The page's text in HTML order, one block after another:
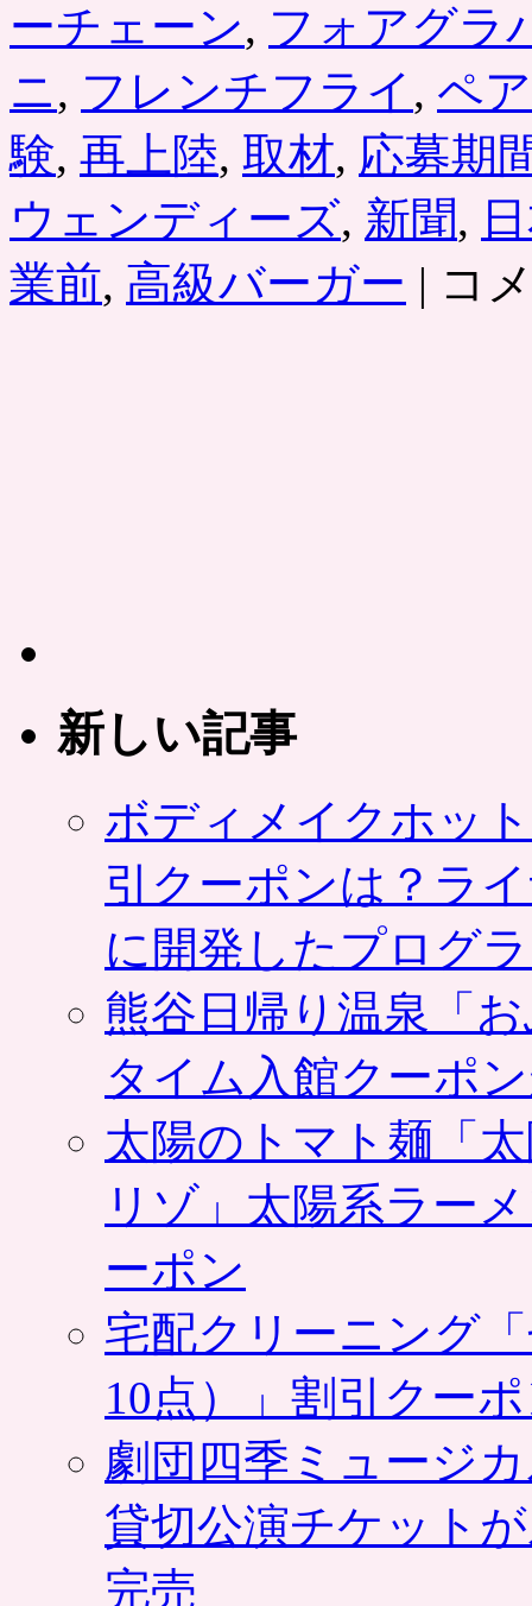
ー
セ
ッ
ト
が
期
間
限
定
ロ
ッ
ガ
が
人
気
は
ーチェーン, フォアグラ
ニ, フレンチフライ , ペア
験, 再上陸, 取材, 応募期
ウェンディーズ, 新聞,
業前, 高級バーガー |
新
店
を
体
験
＆
な
メ
ニ
を
験
で
利
を
選
12
月
日
限
コ
新しい記事
ボディメイクホッ
引クーポンは？ラ
に開発したプログ
熊谷日帰り温泉「
タイム入館クーポ
太陽のトマト麺「
リゾ」太陽系ラー
ーポン
宅配クリーニング
10点）」割引クー
劇団四季ミュージ
貸切公演チケット
完売